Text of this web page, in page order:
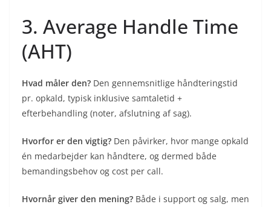
3. Average Handle Time
(AHT)
Hvad måler den? Den gennemsnitlige håndteringstid
pr. opkald, typisk inklusive samtaletid +
efterbehandling (noter, afslutning af sag).
Hvorfor er den vigtig? Den påvirker, hvor mange opkald
én medarbejder kan håndtere, og dermed både
bemandingsbehov og cost per call.
Hvornår giver den mening? Både i support og salg, men